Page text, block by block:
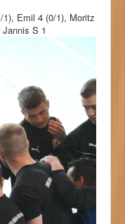
Emil 4 (0/1), Moritz
S 1